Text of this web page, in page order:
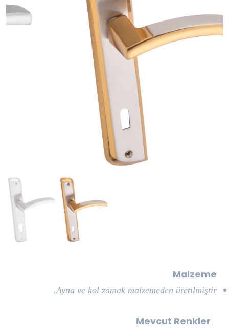
Malzeme
Ayna ve kol zamak malzemeden üretilmiştir.
Mevcut Renkler